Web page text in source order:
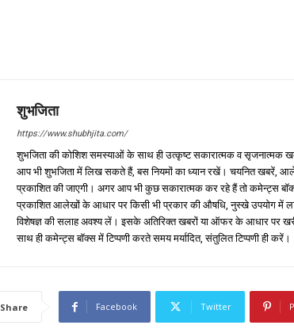
शुभजिता
https://www.shubhjita.com/
शुभजिता की कोशिश समस्याओं के साथ ही उत्कृष्ट सकारात्मक व सृजनात्मक
आप भी शुभजिता में लिख सकते हैं, बस नियमों का ध्यान रखें। चयनित खबरें,
प्रकाशित की जाएगी। अगर आप भी कुछ सकारात्मक कर रहे हैं तो कमेन्ट्स
प्रकाशित आलेखों के आधार पर किसी भी प्रकार की औषधि, नुस्खे उपयोग में
विशेषज्ञ की सलाह अवश्य लें। इसके अतिरिक्त खबरों या ऑफर के आधार पर
साथ ही कमेन्ट्स बॉक्स में टिप्पणी करते समय मर्यादित, संतुलित टिप्पणी ही करें।
Share Facebook Twitter